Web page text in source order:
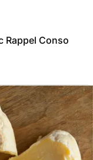
Rappel Conso